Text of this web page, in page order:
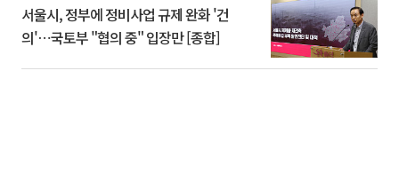
서울시, 정부에 정비사업 규제 완화 '건
의'⋯국토부 "협의 중" 입장만 [종합]